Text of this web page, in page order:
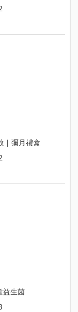
｜彌月禮盒
益生菌